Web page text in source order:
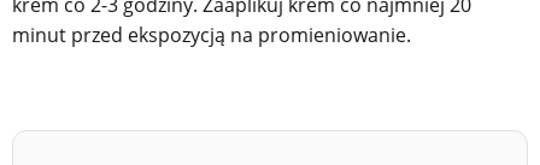
minut przed ekspozycją na promieniowanie.